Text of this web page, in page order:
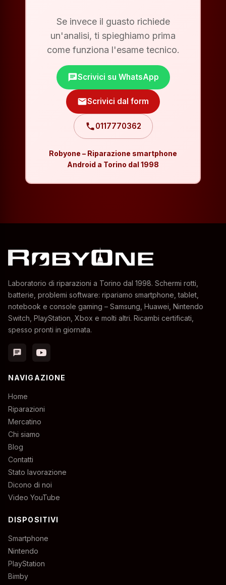
Se invece il guasto richiede
un'analisi, ti spieghiamo prima
come funziona l'esame tecnico.
chatScrivici su WhatsApp
mailScrivici dal form
phone0117770362
Robyone – Riparazione smartphone
Android a Torino dal 1998
Laboratorio di riparazioni a Torino dal 1998. Schermi rotti,
batterie, problemi software: ripariamo smartphone, tablet,
notebook e console gaming – Samsung, Huawei, Nintendo
Switch, PlayStation, Xbox e molti altri. Ricambi certificati,
spesso pronti in giornata.
chat
NAVIGAZIONE
Home
Riparazioni
Mercatino
Chi siamo
Blog
Contatti
Stato lavorazione
Dicono di noi
Video YouTube
DISPOSITIVI
Smartphone
Nintendo
PlayStation
Bimby